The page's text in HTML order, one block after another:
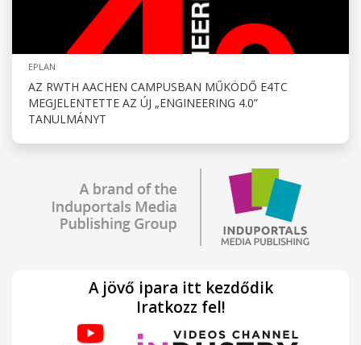
EPLAN
AZ RWTH AACHEN CAMPUSBAN MŰKÖDŐ E4TC
MEGJELENTETTE AZ ÚJ „ENGINEERING 4.0”
TANULMÁNYT
A jövő ipara itt kezdődik
Iratkozz fel!